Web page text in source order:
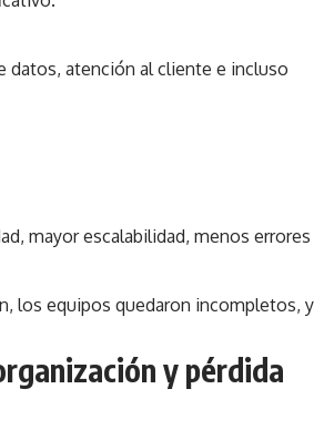
datos, atención al cliente e incluso
mayor escalabilidad, menos errores
los equipos quedaron incompletos, y
y pérdida